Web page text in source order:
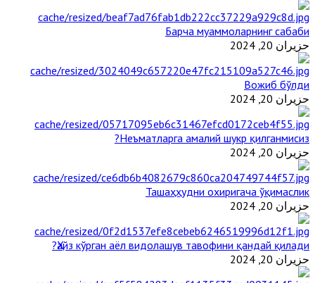
Барча муаммоларнинг сабаби
حزيران 20, 2024
Вожиб бўлди
حزيران 20, 2024
Неъматларга амалий шукр қилганмисиз?
حزيران 20, 2024
Ташаҳҳудни охиригача ўқимаслик
حزيران 20, 2024
Ҳайз кўрган аёл видолашув тавофини қандай қилади?
حزيران 20, 2024